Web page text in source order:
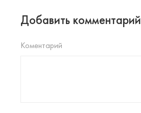
Добавить комментарий
Коментарий